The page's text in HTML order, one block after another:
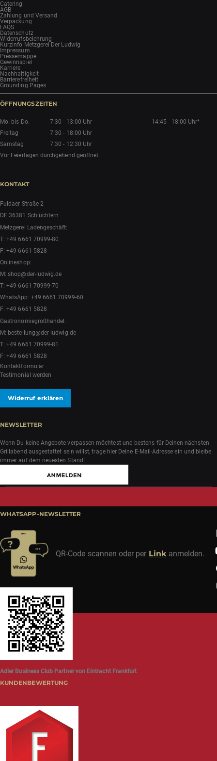
Catering
AGB
Zahlung und Versand
Verpackung
FAQS
Datenschutz
Widerrufsbelehrung
Kurzinfo Metzgerei Der Ludwig
Impressum
Pressemappe
Gewinnspiel
Karriere
Nachhaltigkeit
Barrierefreiheit
Grounding Pages
ÖFFNUNGSZEITEN
Mo. bis Do. 7:30 - 13:00 Uhr
14:45 - 18:00 Uhr*
Freitag
7:30 - 18:00 Uhr
Samstag
7:30 - 12:30 Uhr
Vor Feiertagen durchgehend geöffnet.
KONTAKT
Fuldaer Straße 2
DE 36381 Schlüchtern
Metzgerei Ladengeschäft:
T:+49 6661 70999-80
F: +49 6661 5828
Onlineshop:
M:shop@der-ludwig.de
T:+49 6661 70999-70
WhatsApp: +49 6661 70999-60
F: +49 6661 5828
Gastronomiegroßhandel:
M: bestellung@der-ludwig.de
T:+49 6661 70999-81
F: +49 6661 5828
Kontaktformular
Testimonial werden
Widerruf erklären
NEWSLETTER
Wenn Du keine Angebote verpassen möchtest und bestens für Deinen nächsten
Grillabend ausgestattet sein willst, trage hier Deine E-Mail-Adresse ein und bleibe
immer auf dem neuesten Stand!
WHATSAPP-NEWSLETTER
QR-Code scannen oder per Linkanmelden.
Adler Business Club Partner von Eintracht Frankfurt
KUNDENBEWERTUNG